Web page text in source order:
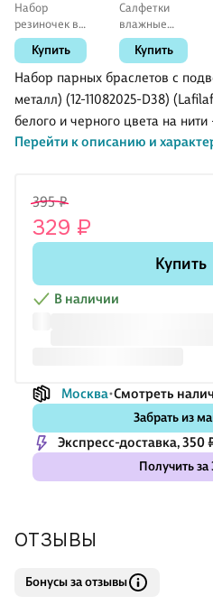
Набор парных браслетов с
металл) (12-11082025-D38)
белого и черного цвета на нити
Перейти к описанию и
Набор
резиночек в
коробочке-
пончике (30
штук)
(кофейные
оттенки) (3
см), Lafilaf
Купить
Салфетки
влажные
Kawaii
(стаканчик)
(30 штук),
Купить
395 ₽
329 ₽
Купить
В наличии
Москва Смотреть
Забрать из
Экспресс-доставка, 350
Получить за
ОТЗЫВЫ
Бонусы за отзывы